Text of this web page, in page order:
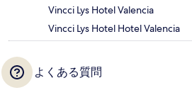
Vincci Lys Hotel Valencia
Vincci Lys Hotel Hotel Valencia
よくある質問